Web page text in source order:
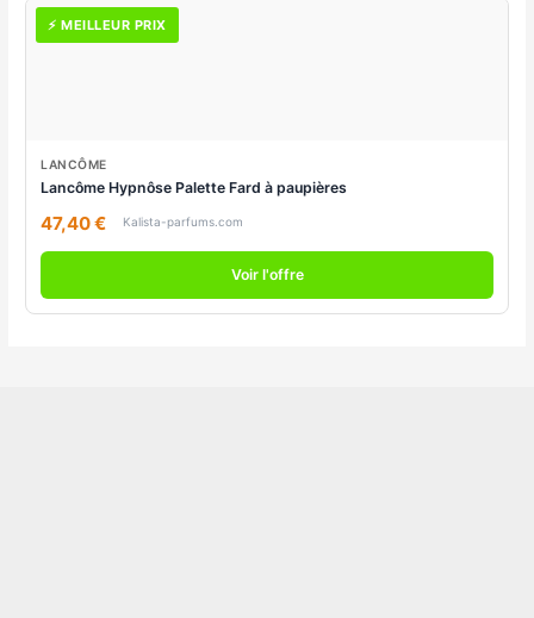
⚡ MEILLEUR PRIX
LANCÔME
Lancôme Hypnôse Palette Fard à paupières
47,40 € Kalista-parfums.com
Voir l'offre